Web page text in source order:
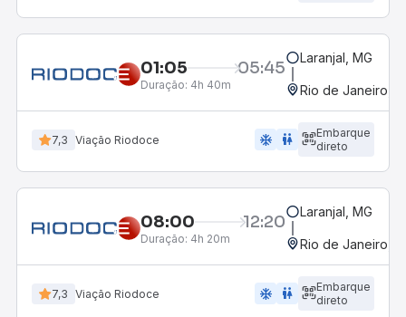
01:05 05:45
Duração: 4h 40m
Laranjal, MG
Rio de Janeiro,
7,3 Viação Riodoce ac_unit wc
Embarque
direto
08:00 12:20
Duração: 4h 20m
Laranjal, MG
Rio de Janeiro,
7,3 Viação Riodoce ac_unit wc
Embarque
direto